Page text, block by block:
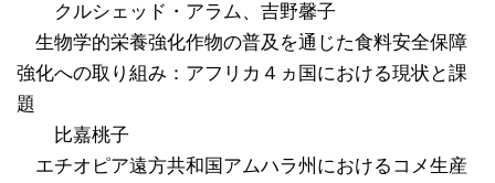
クルシェッド・アラム、吉野馨子
生物学的栄養強化作物の普及を通じた食料安全保障
強化への取り組み：アフリカ４ヵ国における現状と課
題
比嘉桃子
エチオピア遠方共和国アムハラ州におけるコメ生産